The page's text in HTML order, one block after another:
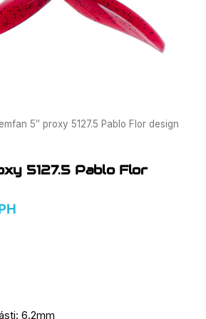
5″ proxy 5127.5 Pablo Flor design
5127.5 Pablo Flor
6.2mm